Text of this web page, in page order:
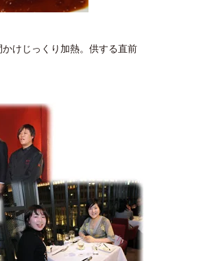
けじっくり加熱。供する直前